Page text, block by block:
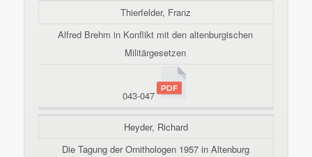
Thierfelder, Franz
Alfred Brehm in Konflikt mit den altenburgischen
Militärgesetzen
043-047
Heyder, Richard
Die Tagung der Ornithologen 1957 in Altenburg